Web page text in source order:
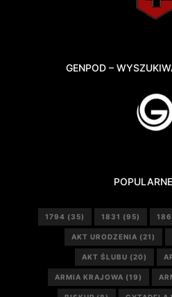
GENPOD –
1794 (35) 1831 (95)
AKT URODZENIA (21)
AKT ŚLUBU (20)
ARMIA KRAJOWA (19)